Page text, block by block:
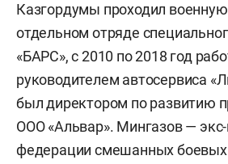
Казгордумы проходил
отдельном отряде
«БАРС», с 2010 по 2018 год
руководителем автосервиса
был директором по развитию
ООО «Альвар». Мингазов —
федерации смешанных боевых